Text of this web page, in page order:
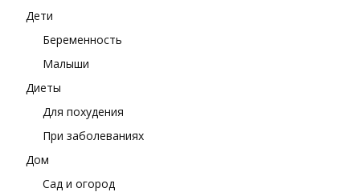
Дети
Беременность
Малыши
Диеты
Для похудения
При заболеваниях
Дом
Сад и огород